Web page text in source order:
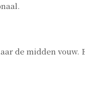
de midden vouw.